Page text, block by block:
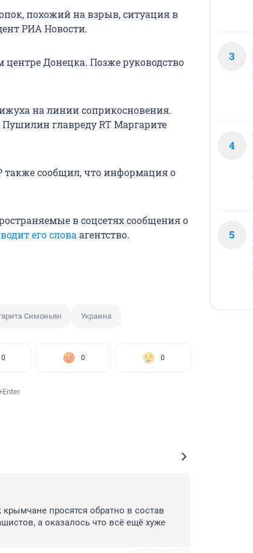
похожий на взрыв, ситуация в
РИА Новости.
Донецка. Позже руководство
на линии соприкосновения.
главреду RT Маргарите
сообщил, что информация о
в соцсетях сообщения о
его слова агентство.
Симоньян Украина
0 0 0
просятся обратно в состав
а оказалось что всё ещё хуже
3
4
5